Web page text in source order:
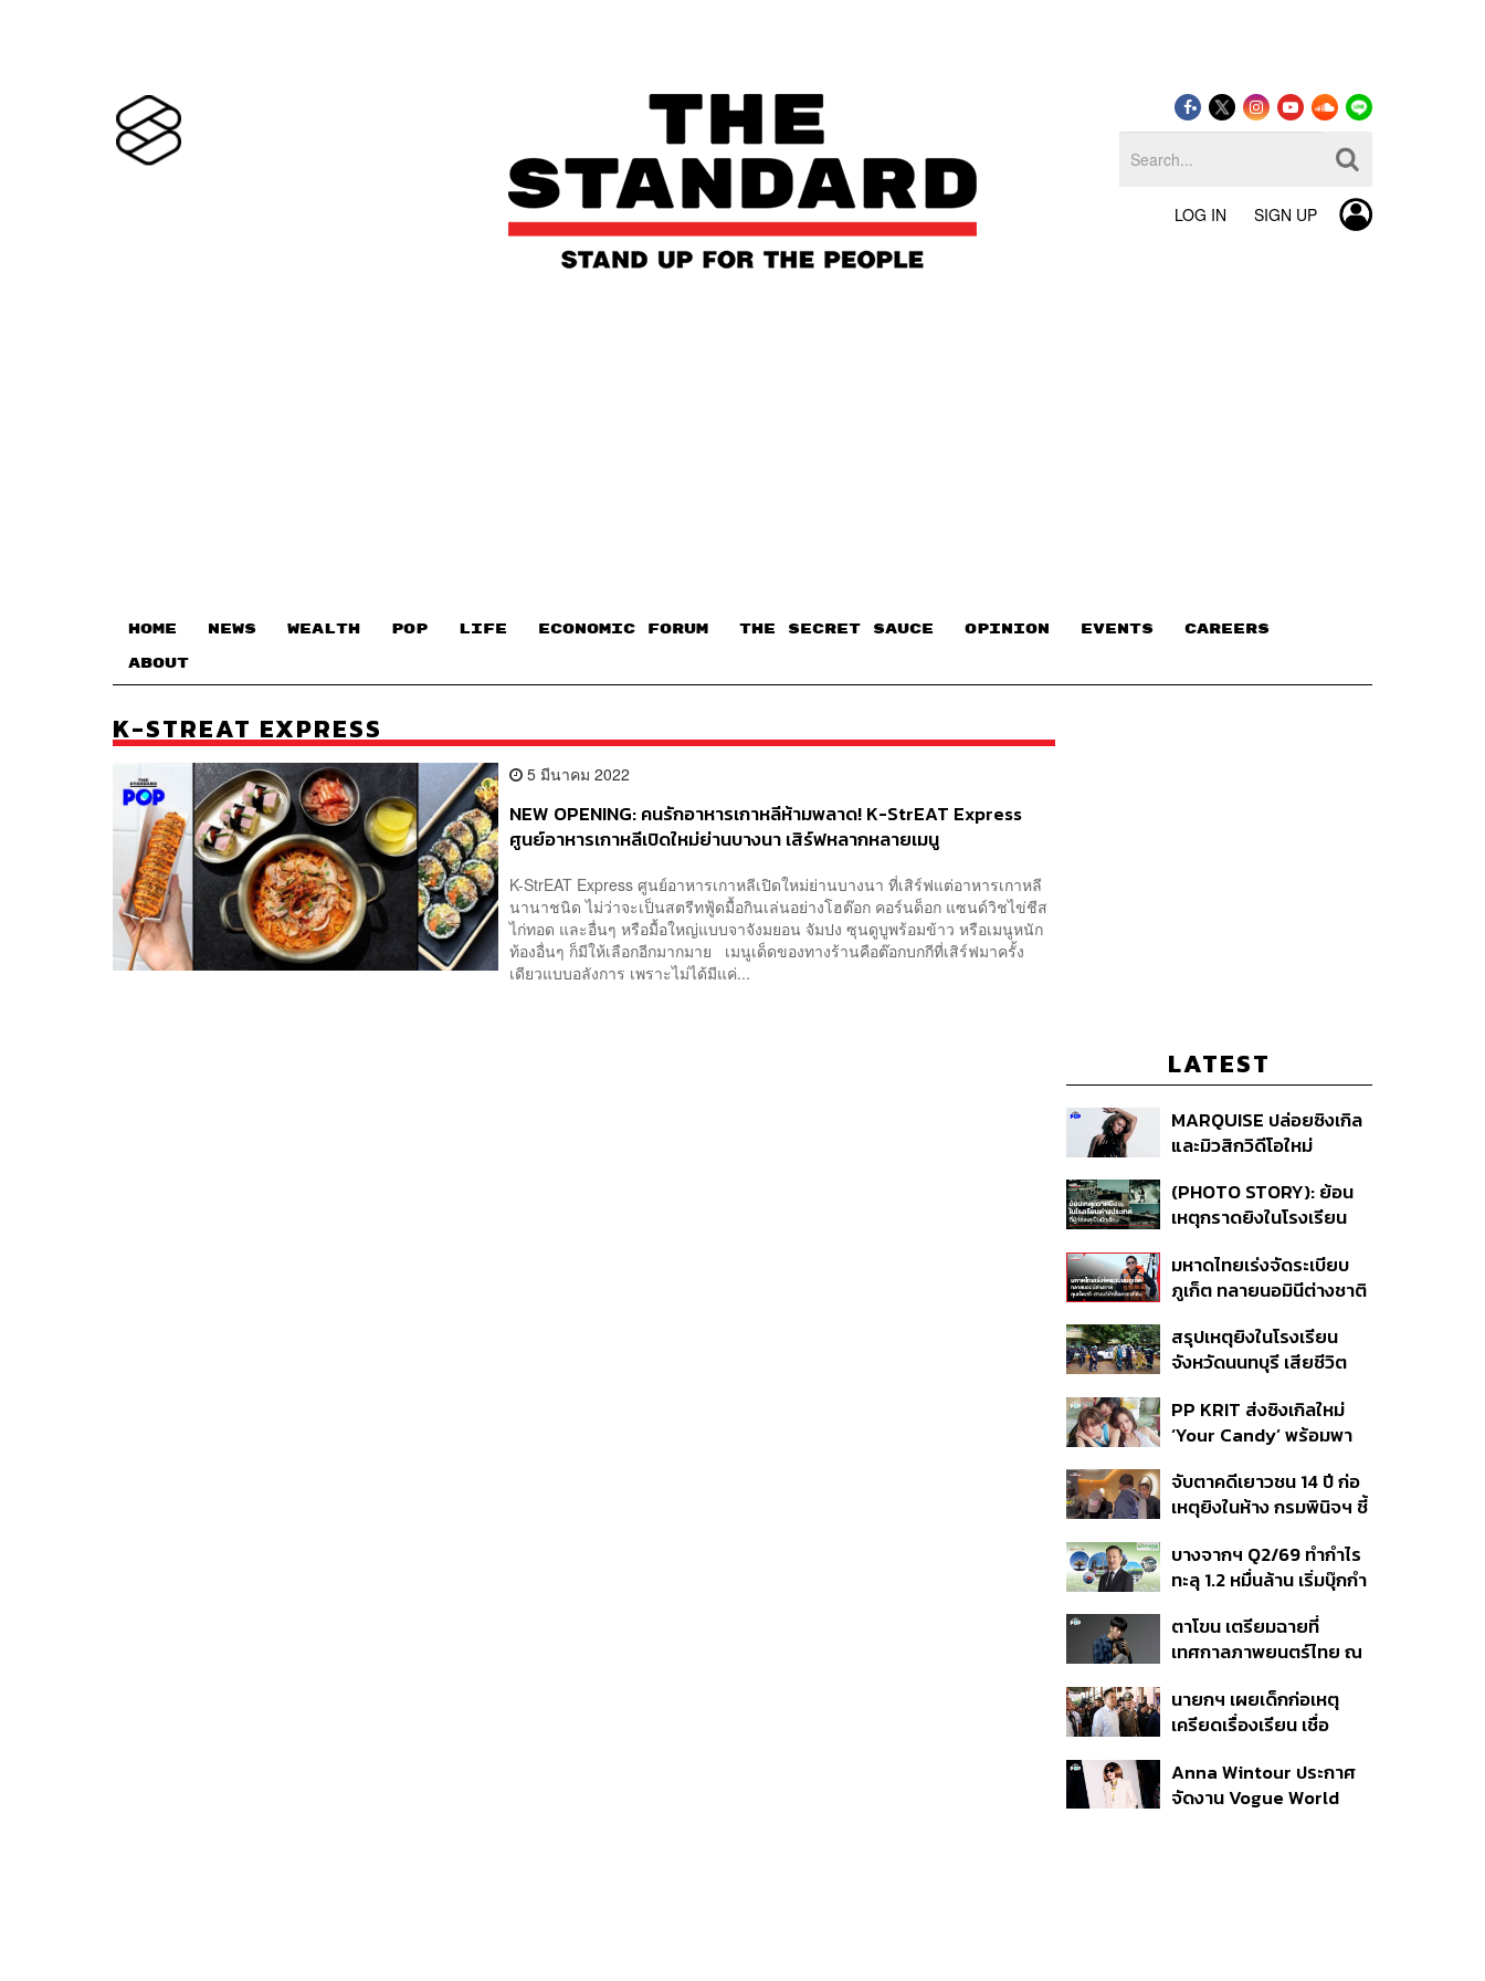
LOG IN SIGN UP
HOME NEWS WEALTH POP LIFE ECONOMIC FORUM THE SECRET SAUCE​ OPINION EVENTS CAREERS
ABOUT
K-STREAT EXPRESS
5 มีนาคม 2022
NEW OPENING: คนรักอาหารเกาหลีห้ามพลาด! K-StrEAT Express
ศูนย์อาหารเกาหลีเปิดใหม่ย่านบางนา เสิร์ฟหลากหลายเมนู
K-StrEAT Express ศูนย์อาหารเกาหลีเปิดใหม่ย่านบางนา ที่เสิร์ฟแต่อาหารเกาหลี
นานาชนิด ไม่ว่าจะเป็นสตรีทฟู้ดมื้อกินเล่นอย่างโฮต๊อก คอร์นด็อก แซนด์วิชไข่ชีส
ไก่ทอด และอื่นๆ หรือมื้อใหญ่แบบจาจังมยอน จัมปง ซุนดูบูพร้อมข้าว หรือเมนูหนัก
ท้องอื่นๆ ก็มีให้เลือกอีกมากมาย เมนูเด็ดของทางร้านคือต๊อกบกกีที่เสิร์ฟมาครั้ง
เดียวแบบอลังการ เพราะไม่ได้มีแค่...
LATEST
MARQUISE ปล่อยซิงเกิล
และมิวสิกวิดีโอใหม่
สัมพันธ์สุด Toxic
(PHOTO STORY): ย้อน
เหตุกราดยิงในโรงเรียน
นักเรียน
มหาดไทยเร่งจัดระเบียบ
ภูเก็ต ทลายนอมินีต่างชาติ
ที่ดิน เคลียร์ใบอนุญาต
โรงแรมค้าง 7 ปี
สรุปเหตุยิงในโรงเรียน
จังหวัดนนทบุรี เสียชีวิต
ปมค้นประวัติคดีกราดยิงที่
สหรัฐฯ
PP KRIT ส่งซิงเกิลใหม่
‘Your Candy’ พร้อมพา
สิกวิดีโอ
จับตาคดีเยาวชน 14 ปี ก่อ
เหตุยิงในห้าง กรมพินิจฯ ชี้
เนื่อง ประเมินปล่อยตัว
บางจากฯ Q2/69 ทำกำไร
ทะลุ 1.2 หมื่นล้าน เริ่มบุ๊กกำ
แรก หนุนรายได้ครึ่งปีทะลุ
3.2 แสนล้าน
ตาโขน เตรียมฉายที่
เทศกาลภาพยนตร์ไทย ณ
นายกฯ เผยเด็กก่อเหตุ
เครียดเรื่องเรียน เชื่อ
กระสุนอีกกว่า 30 นัด หาก
ไม่จบชีวิตตัวเองอาจสูญ
Anna Wintour ประกาศ
จัดงาน Vogue World